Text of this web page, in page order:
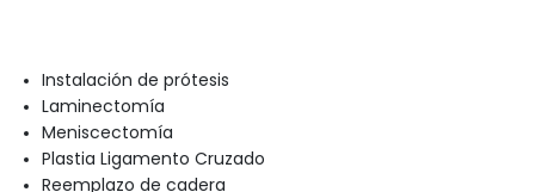
Instalación de prótesis
Laminectomía
Meniscectomía
Plastia Ligamento Cruzado
Reemplazo de cadera